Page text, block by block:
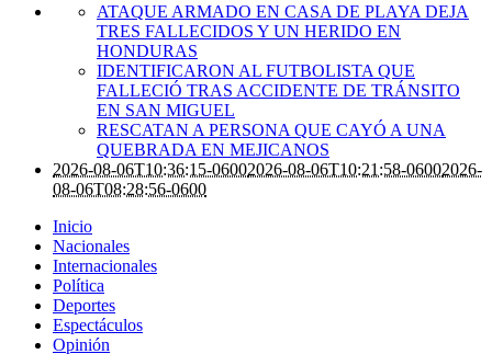
ATAQUE ARMADO EN CASA DE PLAYA DEJA
TRES FALLECIDOS Y UN HERIDO EN
HONDURAS
IDENTIFICARON AL FUTBOLISTA QUE
FALLECIÓ TRAS ACCIDENTE DE TRÁNSITO
EN SAN MIGUEL
RESCATAN A PERSONA QUE CAYÓ A UNA
QUEBRADA EN MEJICANOS
2026-08-06T10:36:15-06002026-08-06T10:21:58-06002026-
08-06T08:28:56-0600
Inicio
Nacionales
Internacionales
Política
Deportes
Espectáculos
Opinión